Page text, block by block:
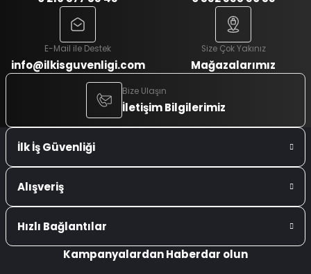
E-Mail ile Destek
info@ilkisguvenligi.com
Size Çok Yakınız
Mağazalarımız
Bize Ulaşın
İletişim Bilgilerimiz
İlk İş Güvenliği
Alışveriş
Hızlı Bağlantılar
Kampanyalardan Haberdar olun